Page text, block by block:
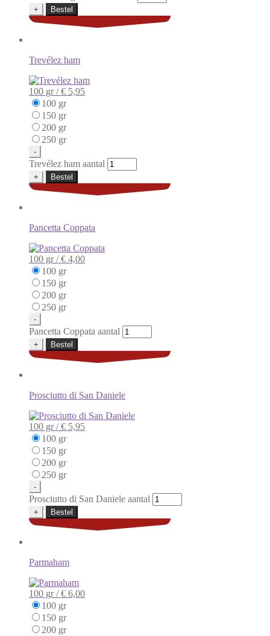
+ Bestel
Trevélez ham
100 gr /€ 5,95
100 gr
150 gr
200 gr
250 gr
-
Trevélez ham aantal
+ Bestel
Pancetta Coppata
100 gr /€ 4,00
100 gr
150 gr
200 gr
250 gr
-
Pancetta Coppata aantal
+ Bestel
Prosciutto di San Daniele
100 gr /€ 5,95
100 gr
150 gr
200 gr
250 gr
-
Prosciutto di San Daniele aantal
+ Bestel
Parmaham
100 gr /€ 6,00
100 gr
150 gr
200 gr